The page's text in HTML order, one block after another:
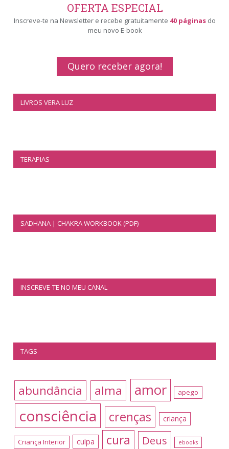
OFERTA ESPECIAL
Inscreve-te na Newsletter e recebe gratuitamente 40 páginas do
meu novo E-book
Quero receber agora!
LIVROS VERA LUZ
TERAPIAS
SADHANA | CHAKRA WORKBOOK (PDF)
INSCREVE-TE NO MEU CANAL
TAGS
abundância alma amor apego
consciência crenças criança
Criança Interior culpa cura Deus ebooks